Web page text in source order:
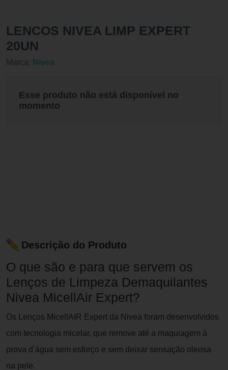
LENCOS NIVEA LIMP EXPERT
20UN
Marca: Nivea
Esse produto não está disponível no
momento
Descrição do Produto
O que são e para que servem os
Lenços de Limpeza Demaquilantes
Nivea MicellAir Expert?
Os Lenços MicellAIR Expert da Nivea foram desenvolvidos
com tecnologia micelar, que remove até a maquiagem à
prova d’água sem esforço e sem deixar sensação oleosa
na pele.